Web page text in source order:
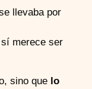
llevaba por
merece ser
sino que lo